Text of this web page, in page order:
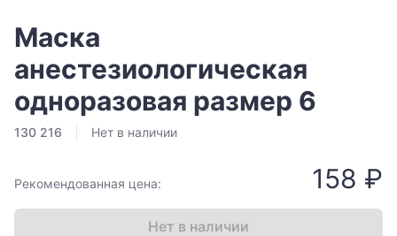
Маска
анестезиологическая
одноразовая размер 6
130 216 Нет в наличии
Рекомендованная цена: 158 ₽
Нет в наличии